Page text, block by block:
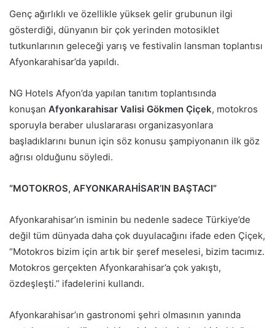
Genç ağırlıklı ve özellikle yüksek gelir grubunun ilgi
gösterdiği, dünyanın bir çok yerinden motosiklet
tutkunlarının geleceği yarış ve festivalin lansman toplantısı
Afyonkarahisar’da yapıldı.
NG Hotels Afyon’da yapılan tanıtım toplantısında
konuşan Afyonkarahisar Valisi Gökmen Çiçek, motokros
sporuyla beraber uluslararası organizasyonlara
başladıklarını bunun için söz konusu şampiyonanın ilk göz
ağrısı olduğunu söyledi.
“MOTOKROS, AFYONKARAHİSAR’IN BAŞTACI”
Afyonkarahisar’ın isminin bu nedenle sadece Türkiye’de
değil tüm dünyada daha çok duyulacağını ifade eden Çiçek,
“Motokros bizim için artık bir şeref meselesi, bizim tacımız.
Motokros gerçekten Afyonkarahisar’a çok yakıştı,
özdeşleşti.’’ ifadelerini kullandı.
Afyonkarahisar’ın gastronomi şehri olmasının yanında